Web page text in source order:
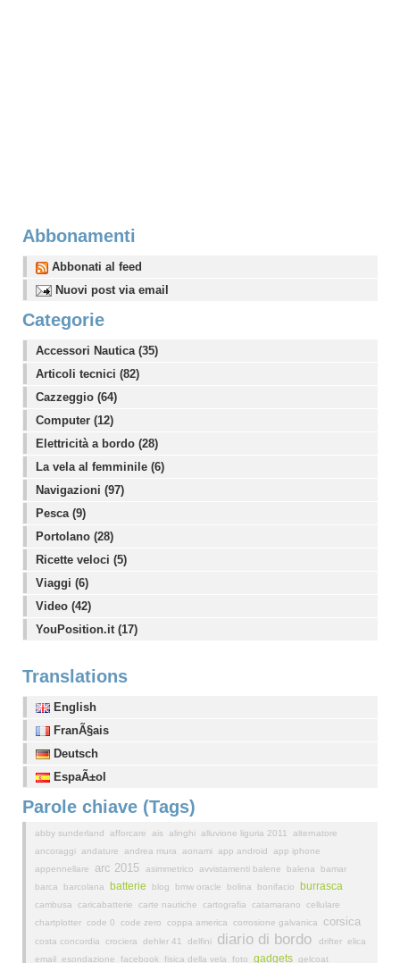
Abbonamenti
Abbonati al feed
Nuovi post via email
Categorie
Accessori Nautica (35)
Articoli tecnici (82)
Cazzeggio (64)
Computer (12)
Elettricità a bordo (28)
La vela al femminile (6)
Navigazioni (97)
Pesca (9)
Portolano (28)
Ricette veloci (5)
Viaggi (6)
Video (42)
YouPosition.it (17)
Translations
English
FranÃ§ais
Deutsch
EspaÃ±ol
Parole chiave (Tags)
abby sunderland afforcare ais alinghi alluvione liguria 2011
alternatore
ancoraggi andature andrea mura aonami app android
app iphone
appennellare
arc 2015 asimmetrico avvistamenti balene balena
bamar
barca
barcolana batterie blog bmw oracle bolina bonifacio burrasca
cambusa caricabatterie carte nautiche cartografia catamarano
cellulare
chartplotter code 0 code zero coppa america corrosione galvanica corsica
costa concordia crociera dehler 41 delfini diario di bordo drifter elica
email esondazione facebook fisica della vela foto gadgets gelcoat